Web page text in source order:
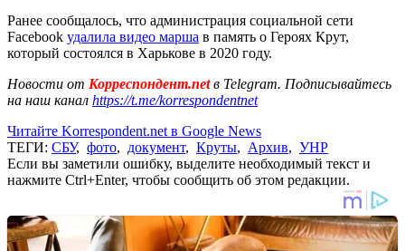
Ранее сообщалось, что администрация социальной сети
Facebook удалила видео марша в память о Героях Крут,
который состоялся в Харькове в 2020 году.
Новости от Корреспондент.netв Telegram. Подписывайтесь
на наш канал https://t.me/korrespondentnet
Читайте Korrespondent.net в Google News
ТЕГИ: СБУ, фото, документ, Круты, Архив, УНР
Если вы заметили ошибку, выделите необходимый текст и
нажмите Ctrl+Enter, чтобы сообщить об этом редакции.